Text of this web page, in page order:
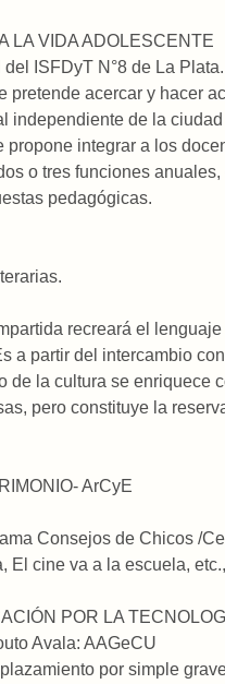
LA VIDA ADOLESCENTE
ISFDyT N°8 de La Plata.
pretende acercar y hacer
de la
integrar a los
o tres funciones
pedagógicas.
recreará el
a partir del intercambio
la cultura se enriquece
pero constituye la
ArCyE
Consejos de Chicos /
cine va a la escuela,
POR LA
Avala: AAGeCU
por simple